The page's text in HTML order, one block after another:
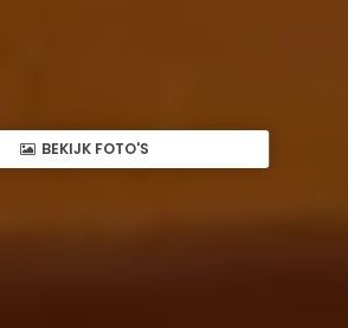
BEKIJK FOTO'S